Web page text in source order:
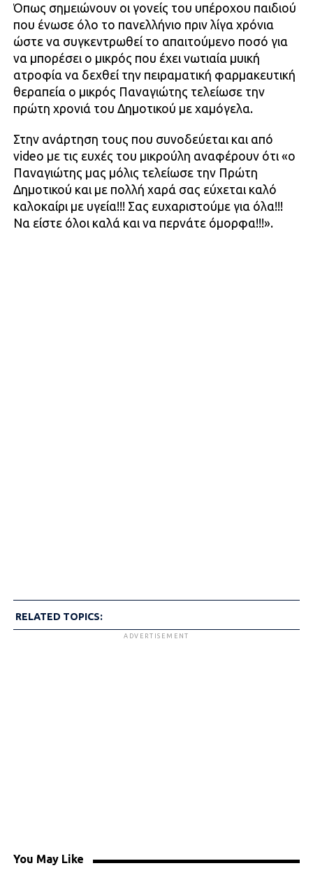
Όπως σημειώνουν οι γονείς του υπέροχου παιδιού
που ένωσε όλο το πανελλήνιο πριν λίγα χρόνια
ώστε να συγκεντρωθεί το απαιτούμενο ποσό για
να μπορέσει ο μικρός που έχει νωτιαία μυική
ατροφία να δεχθεί την πειραματική φαρμακευτική
θεραπεία ο μικρός Παναγιώτης τελείωσε την
πρώτη χρονιά του Δημοτικού με χαμόγελα.
Στην ανάρτηση τους που συνοδεύεται και από
video με τις ευχές του μικρούλη αναφέρουν ότι «ο
Παναγιώτης μας μόλις τελείωσε την Πρώτη
Δημοτικού και με πολλή χαρά σας εύχεται καλό
καλοκαίρι με υγεία!!! Σας ευχαριστούμε για όλα!!!
Να είστε όλοι καλά και να περνάτε όμορφα!!!».
RELATED TOPICS:
ADVERTISEMENT
You May Like